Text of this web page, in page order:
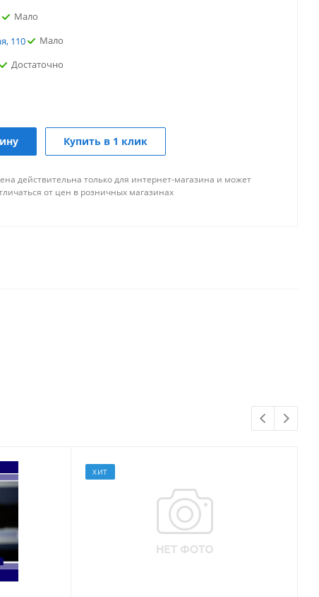
Мало
110
Мало
Достаточно
Мало
Купить в 1 клик
действительна только для интернет-магазина и может
от цен в розничных магазинах
ХИТ